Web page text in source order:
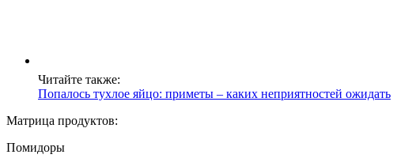
Читайте также:
Попалось тухлое яйцо: приметы – каких неприятностей ожидать
Матрица продуктов:
Помидоры